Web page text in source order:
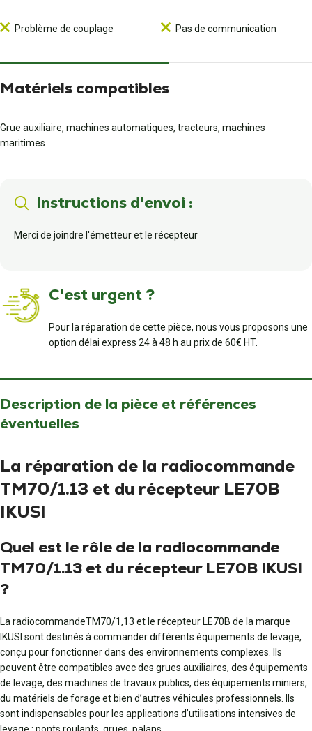
Problème de couplage Pas de communication
Matériels compatibles
Grue auxiliaire, machines automatiques, tracteurs, machines
maritimes
Instructions d'envoi :
Merci de joindre l'émetteur et le récepteur
C'est urgent ?
Pour la réparation de cette pièce, nous vous proposons une
option délai express 24 à 48 h au prix de 60€ HT.
Description de la pièce et références
éventuelles
La réparation de la radiocommande
TM70/1.13 et du récepteur LE70B
IKUSI
Quel est le rôle de la radiocommande
TM70/1.13 et du récepteur LE70B IKUSI
?
La radiocommandeTM70/1,13 et le récepteur LE70B de la marque
IKUSI sont destinés à commander différents équipements de levage,
conçu pour fonctionner dans des environnements complexes. Ils
peuvent être compatibles avec des grues auxiliaires, des équipements
de levage, des machines de travaux publics, des équipements miniers,
du matériels de forage et bien d’autres véhicules professionnels. Ils
sont indispensables pour les applications d’utilisations intensives de